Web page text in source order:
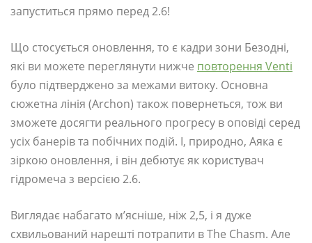
запуститься прямо перед 2.6!
Що стосується оновлення, то є кадри зони Безодні,
які ви можете переглянути нижче повторення Venti
було підтверджено за межами витоку. Основна
сюжетна лінія (Archon) також повернеться, тож ви
зможете досягти реального прогресу в оповіді серед
усіх банерів та побічних подій. І, природно, Аяка є
зіркою оновлення, і він дебютує як користувач
гідромеча з версією 2.6.
Виглядає набагато м’ясніше, ніж 2,5, і я дуже
схвильований нарешті потрапити в The Chasm. Але